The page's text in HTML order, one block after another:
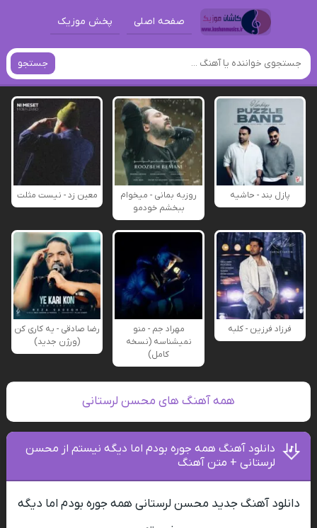
صفحه اصلی پخش موزیک
جستجو
پازل بند - حاشیه
روزبه بمانی - میخوام
ببخشم خودمو
معین زد - نیست مثلت
فرزاد فرزین - کلبه
مهراد جم - منو
نمیشناسه (نسخه
کامل)
رضا صادقی - یه کاری کن
(ورژن جدید)
همه آهنگ های محسن لرستانی
دانلود آهنگ همه جوره بودم اما دیگه نیستم از محسن
لرستانی + متن آهنگ
دانلود آهنگ جدید محسن لرستانی همه جوره بودم اما دیگه